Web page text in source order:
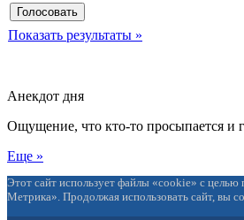
Показать результаты »
Анекдот дня
Ощущение, что кто-то просыпается и
Еще »
Этот сайт использует файлы «cookie» с
Метрика». Продолжая использовать сайт, вы